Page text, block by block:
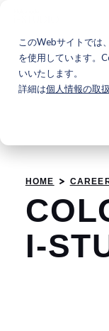
このWebサイトでは
を使用しています。
いいたします。
詳細は個人情報の取
HOME
COL
I-ST